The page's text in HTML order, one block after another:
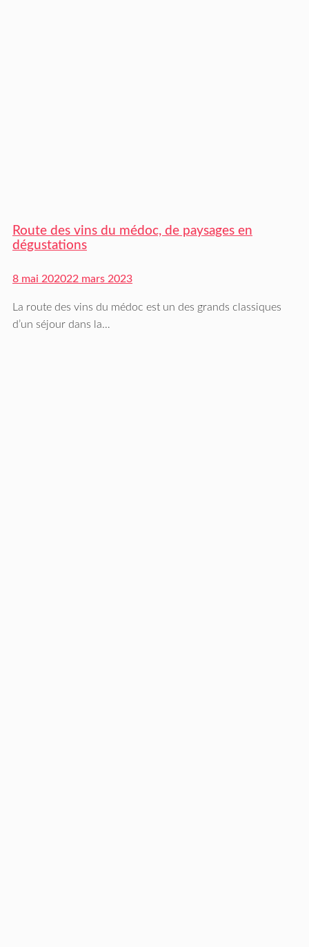
Route des vins du médoc, de paysages en
dégustations
8 mai 202022 mars 2023
La route des vins du médoc est un des grands classiques
d’un séjour dans la…